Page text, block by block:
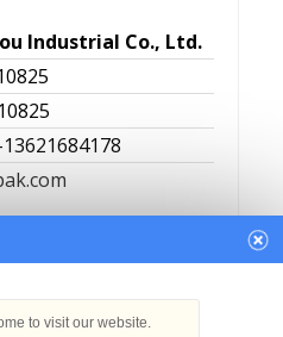
Industrial Co., Ltd.
to visit our website.